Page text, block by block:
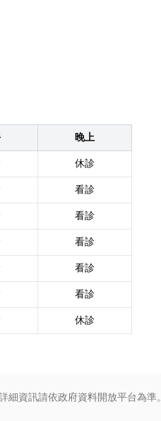
晚上
休診
看診
看診
看診
看診
看診
休診
細資訊請依政府資料開放平台為準。